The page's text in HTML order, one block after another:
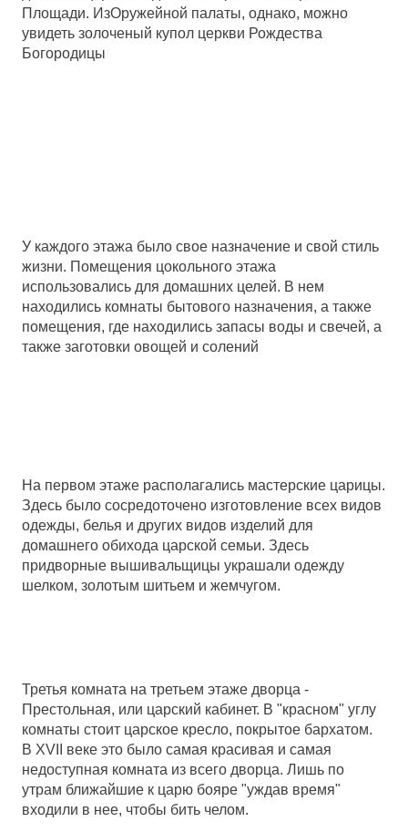
Площади. ИзОружейной палаты, однако, можно
увидеть золоченый купол церкви Рождества
Богородицы
У каждого этажа было свое назначение и свой стиль
жизни. Помещения цокольного этажа
использовались для домашних целей. В нем
находились комнаты бытового назначения, а также
помещения, где находились запасы воды и свечей, а
также заготовки овощей и солений
На первом этаже располагались мастерские царицы.
Здесь было сосредоточено изготовление всех видов
одежды, белья и других видов изделий для
домашнего обихода царской семьи. Здесь
придворные вышивальщицы украшали одежду
шелком, золотым шитьем и жемчугом.
Третья комната на третьем этаже дворца -
Престольная, или царский кабинет. В "красном" углу
комнаты стоит царское кресло, покрытое бархатом.
В XVII веке это было самая красивая и самая
недоступная комната из всего дворца. Лишь по
утрам ближайшие к царю бояре "уждав время"
входили в нее, чтобы бить челом.